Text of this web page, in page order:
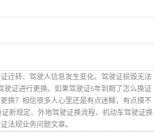
迁转、驾驶人信息发生变化、驾驶证损毁无法
证进行更换。如果驾驶证6年到期了怎么换证
换？相信很多人心里还是有点迷糊，有点摸不
新规定、外地驾驶证换流程、机动车驾驶证换
法规业务问题文章。